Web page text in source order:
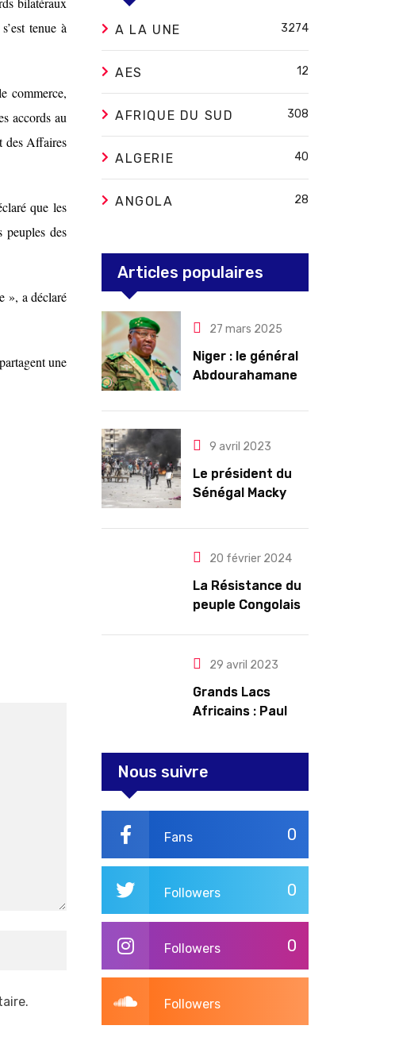
tenue à
commerce,
accords au
des Affaires
que les
peuples des
», a déclaré
une
A LA UNE 3274
AES 12
AFRIQUE DU SUD 308
ALGERIE 40
ANGOLA 28
Articles populaires
27 mars 2025
Niger : le général
Abdourahamane
officiellement
pour cinq ans
renouvelables
9 avril 2023
Le président du
Sénégal Macky
mesures pour
l’arrêt des
20 février 2024
La Résistance du
peuple Congolais
par le Rwanda
29 avril 2023
Grands Lacs
Africains : Paul
redorer le blason
Nous suivre
0
Fans
0
Followers
0
Followers
Followers